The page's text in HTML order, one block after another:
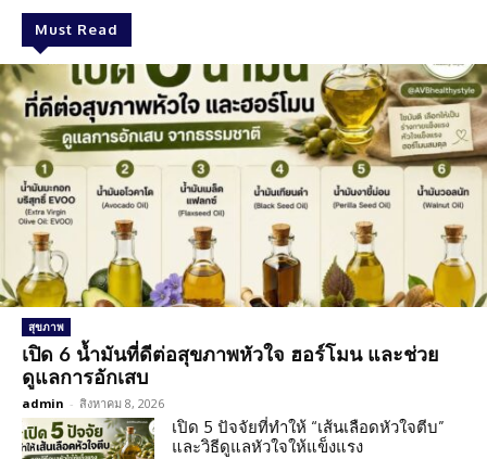
Must Read
สุขภาพ
เปิด 6 น้ำมันที่ดีต่อสุขภาพหัวใจ ฮอร์โมน และช่วย
ดูแลการอักเสบ
admin - สิงหาคม 8, 2026
เปิด 5 ปัจจัยที่ทำให้ “เส้นเลือดหัวใจตีบ”
และวิธีดูแลหัวใจให้แข็งแรง